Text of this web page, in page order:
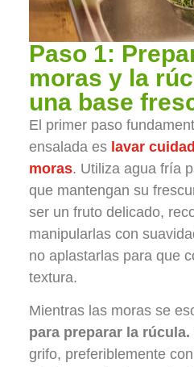
Paso 1:
moras y la
una base
El primer paso
ensalada es lavar
moras. Utiliza agua fría
que mantengan su
ser un fruto delicado,
manipularlas con
no aplastarlas para que
textura.
Mientras las moras se
para preparar la rúcula.
grifo, preferiblemente